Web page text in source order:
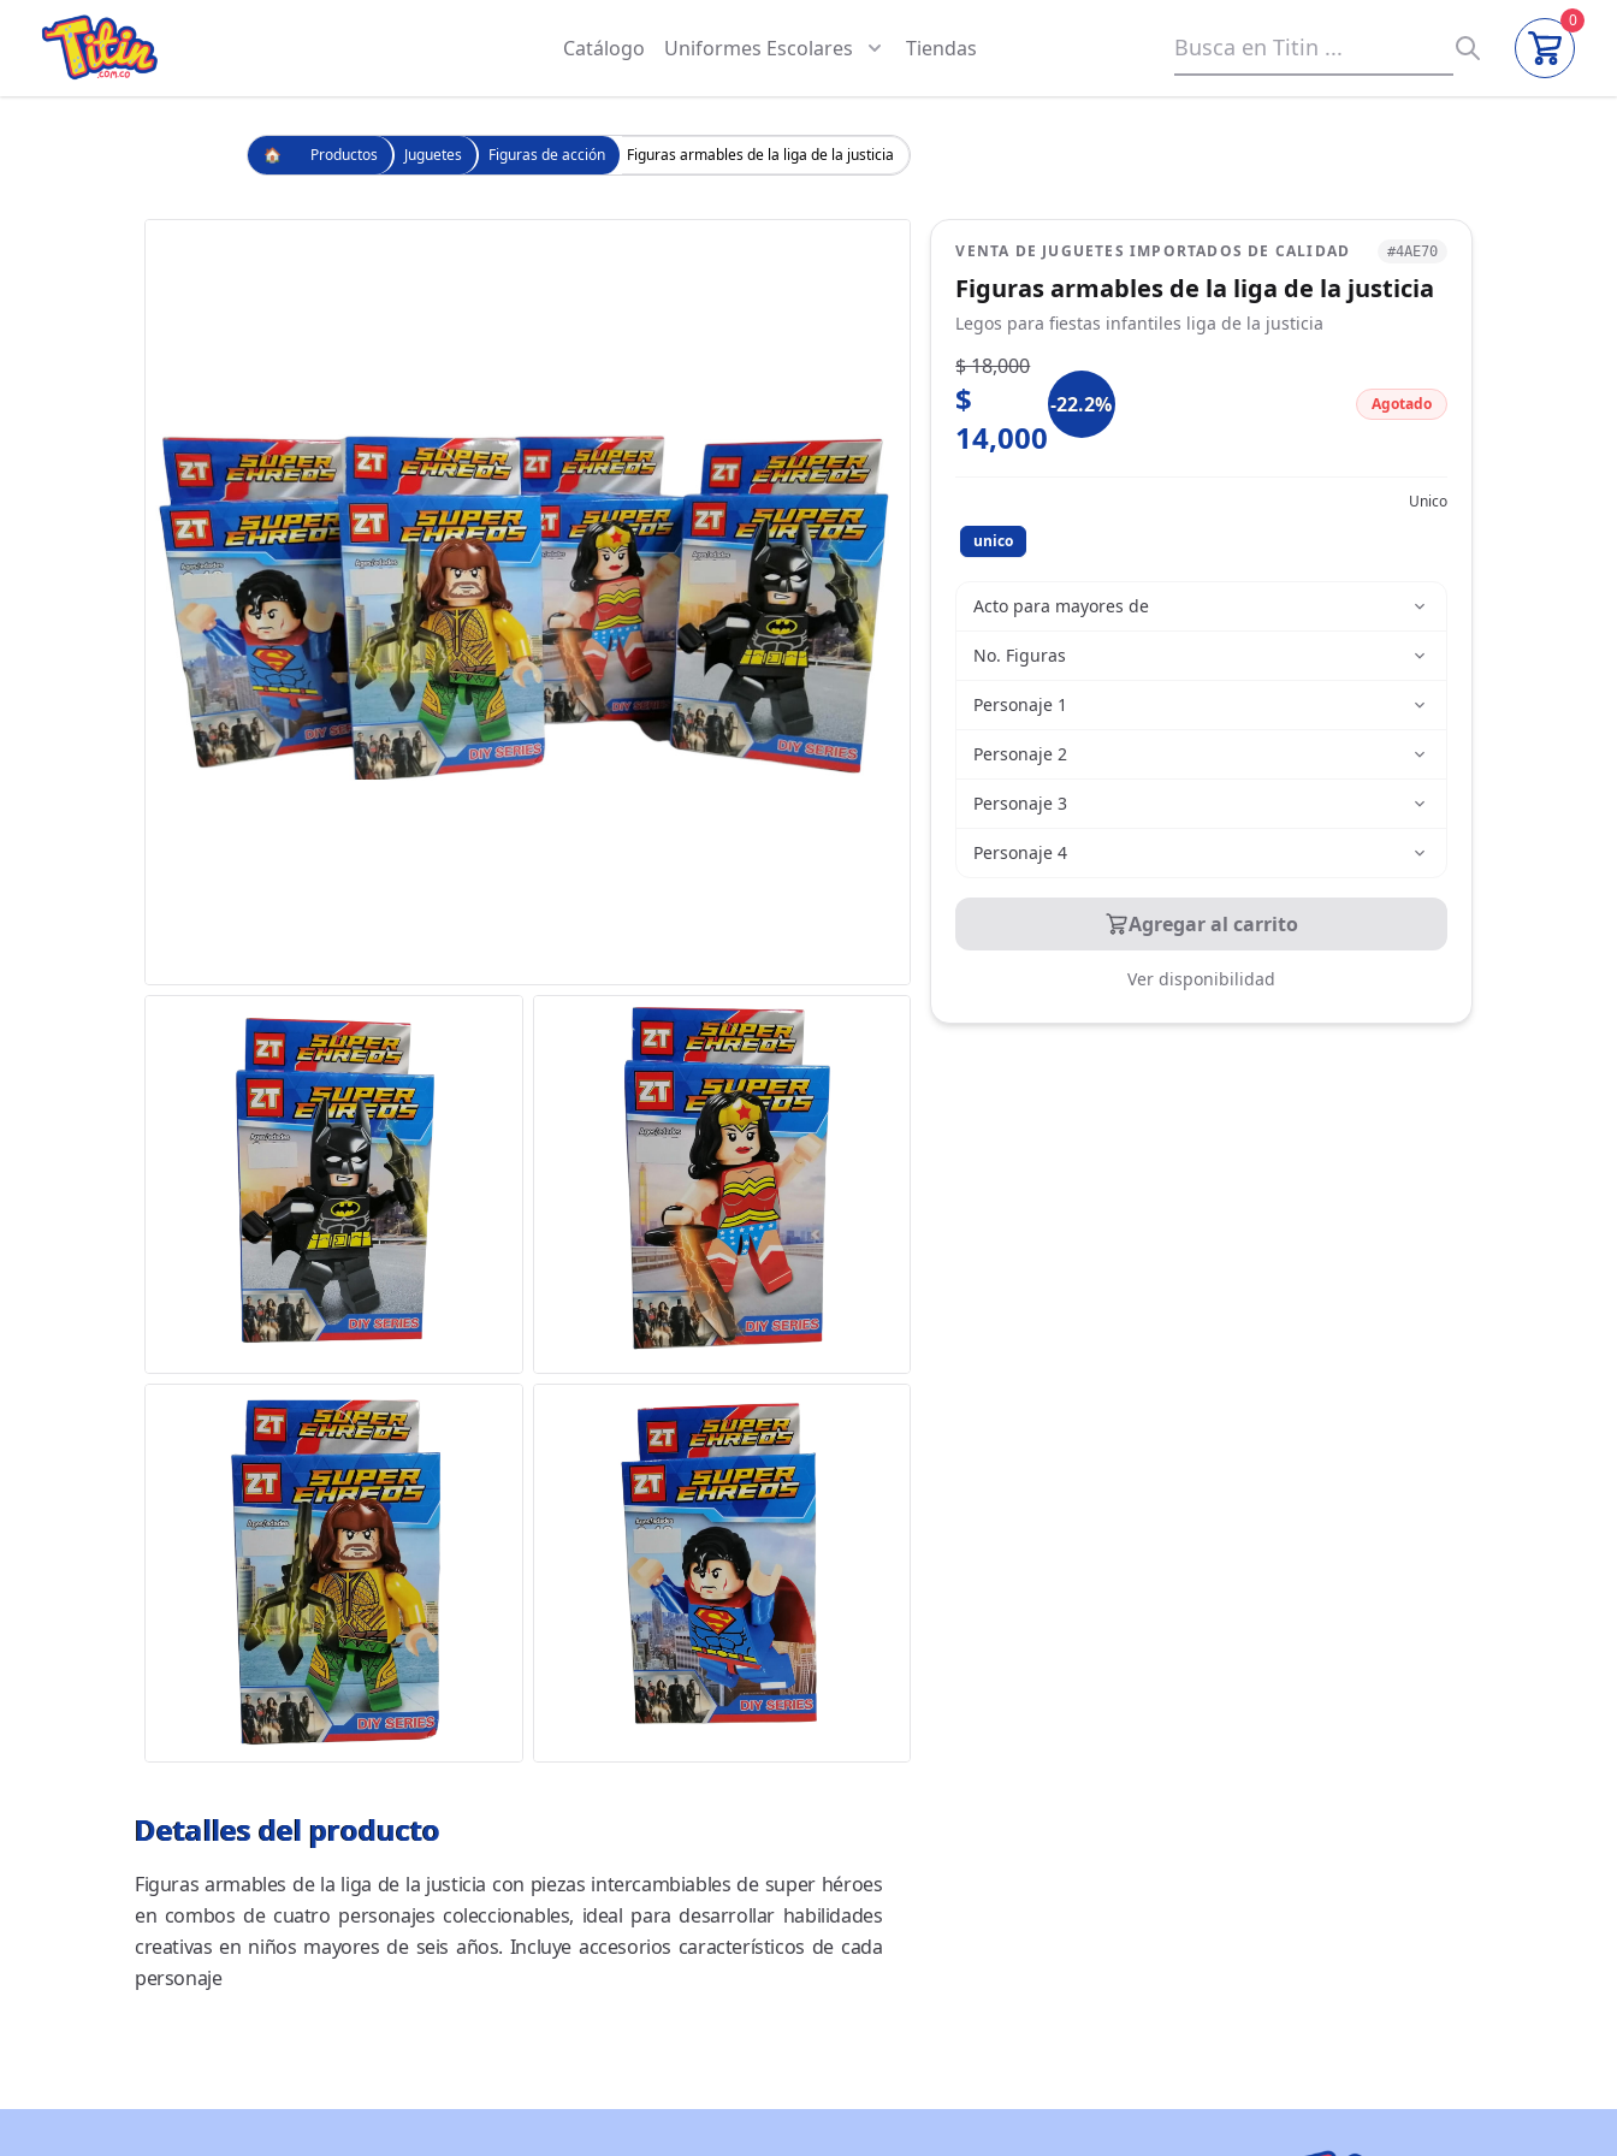
Catálogo Uniformes Escolares Tiendas
0
🏠 Productos Juguetes Figuras de acción Figuras armables de la liga de la justicia
VENTA DE JUGUETES IMPORTADOS DE CALIDAD #4AE70
Figuras armables de la liga de la justicia
Legos para fiestas infantiles liga de la justicia
$ 18,000
$
14,000
-22.2% Agotado
Unico
unico
Acto para mayores de
No. Figuras
Personaje 1
Personaje 2
Personaje 3
Personaje 4
Agregar al carrito
Ver disponibilidad
Detalles del producto
Figuras armables de la liga de la justicia con piezas intercambiables de super héroes
en combos de cuatro personajes coleccionables, ideal para desarrollar habilidades
creativas en niños mayores de seis años. Incluye accesorios característicos de cada
personaje